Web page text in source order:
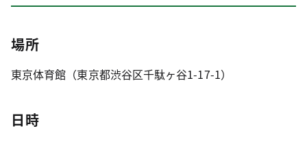
場所
東京体育館（東京都渋谷区千駄ヶ谷1-17-1）
日時